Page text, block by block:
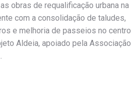
obras de requalificação urbana na
com a consolidação de taludes,
e melhoria de passeios no centro
Aldeia, apoiado pela Associação